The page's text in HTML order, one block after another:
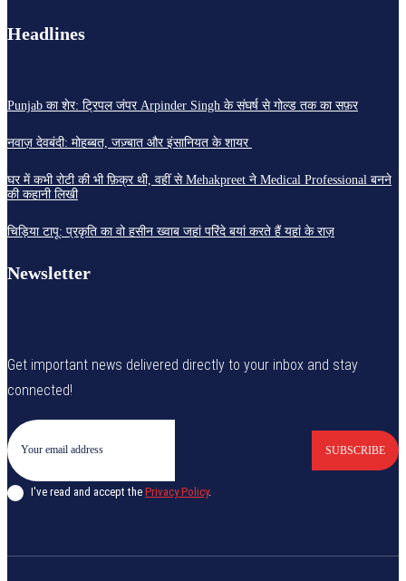
Headlines
Punjab का शेर: ट्रिपल जंपर Arpinder Singh के संघर्ष से गोल्ड तक का सफ़र
नवाज़ देवबंदी: मोहब्बत, जज़्बात और इंसानियत के शायर
घर में कभी रोटी की भी फ़िक्र थी, वहीं से Mehakpreet ने Medical Professional बनने
की कहानी लिखी
चिड़िया टापू: प्रकृति का वो हसीन ख्वाब जहां परिंदे बयां करते हैं यहां के राज़
Newsletter
Get important news delivered directly to your inbox and stay
connected!
SUBSCRIBE
I've read and accept the Privacy Policy.